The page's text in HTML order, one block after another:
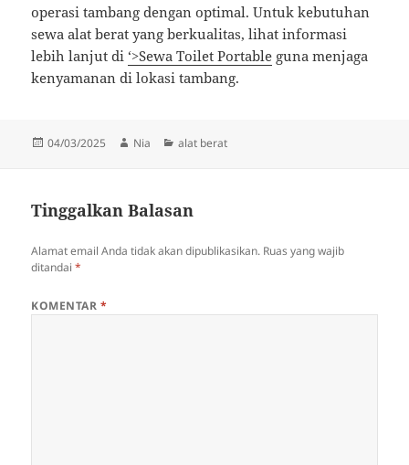
operasi tambang dengan optimal. Untuk kebutuhan
sewa alat berat yang berkualitas, lihat informasi
lebih lanjut di ‘>Sewa Toilet Portable guna menjaga
kenyamanan di lokasi tambang.
Diposkan
04/03/2025 Penulis
Nia Kategori
alat berat
Tinggalkan Balasan
Alamat email Anda tidak akan dipublikasikan. Ruas yang wajib
ditandai*
KOMENTAR *